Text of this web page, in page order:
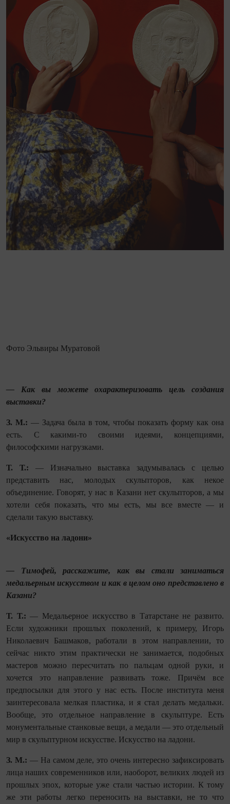
Фото Эльвиры Муратовой
— Как вы можете охарактеризовать цель создания
выставки?
З. М.: — Задача была в том, чтобы показать форму как она
есть. С какими-то своими идеями, концепциями,
философскими нагрузками.
Т. Т.: — Изначально выставка задумывалась с целью
представить нас, молодых скульпторов, как некое
объединение. Говорят, у нас в Казани нет скульпторов, а мы
хотели себя показать, что мы есть, мы все вместе — и
сделали такую выставку.
«Искусство на ладони»
— Тимофей, расскажите, как вы стали заниматься
медальерным искусством и как в целом оно представлено в
Казани?
Т. Т.: — Медальерное искусство в Татарстане не развито.
Если художники прошлых поколений, к примеру, Игорь
Николаевич Башмаков, работали в этом направлении, то
сейчас никто этим практически не занимается, подобных
мастеров можно пересчитать по пальцам одной руки, и
хочется это направление развивать тоже. Причём все
предпосылки для этого у нас есть. После института меня
заинтересовала мелкая пластика, и я стал делать медальки.
Вообще, это отдельное направление в скульптуре. Есть
монументальные станковые вещи, а медали — это отдельный
мир в скульптурном искусстве. Искусство на ладони.
З. М.: — На самом деле, это очень интересно зафиксировать
лица наших современников или, наоборот, великих людей из
прошлых эпох, которые уже стали частью истории. К тому
же эти работы легко переносить на выставки, не то что